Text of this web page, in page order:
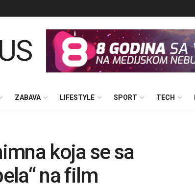
ZABAVA LIFESTYLE SPORT TECH
koja se sa
na film